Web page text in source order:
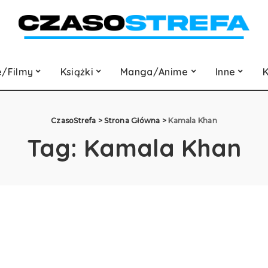
Filmy Książki Manga/Anime Inne
CzasoStrefa >Strona Główna > Kamala Khan
Tag: Kamala Khan